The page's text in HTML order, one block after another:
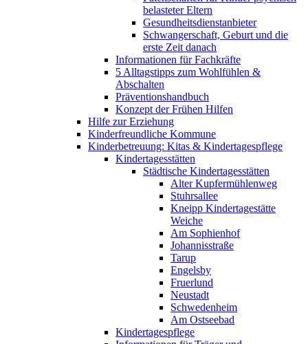
belasteter Eltern
Gesundheitsdienstanbieter
Schwangerschaft, Geburt und die
erste Zeit danach
Informationen für Fachkräfte
5 Alltagstipps zum Wohlfühlen &
Abschalten
Präventionshandbuch
Konzept der Frühen Hilfen
Hilfe zur Erziehung
Kinderfreundliche Kommune
Kinderbetreuung: Kitas & Kindertagespflege
Kindertagesstätten
Städtische Kindertagesstätten
Alter Kupfermühlenweg
Stuhrsallee
Kneipp Kindertagestätte
Weiche
Am Sophienhof
Johannisstraße
Tarup
Engelsby
Fruerlund
Neustadt
Schwedenheim
Am Ostseebad
Kindertagespflege